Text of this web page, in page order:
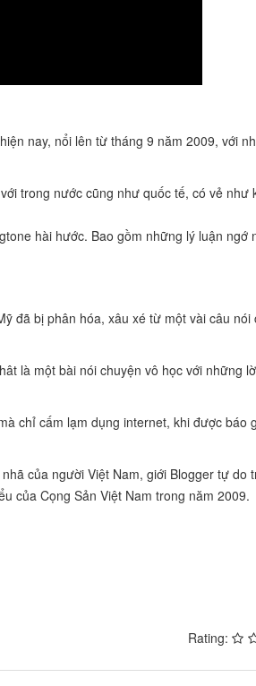
nay, nổi lên từ tháng 9 năm 2009, với
trong nước cũng như quốc tế, có vẻ như
hài hước. Bao gồm những lý luận ngớ
đã bị phân hóa, xâu xé từ một vài câu nói
là một bài nói chuyện vô học với những
chỉ cấm lạm dụng internet, khi được báo
của người Việt Nam, giới Blogger tự do
của Cọng Sản Việt Nam trong năm 2009.
Rating: